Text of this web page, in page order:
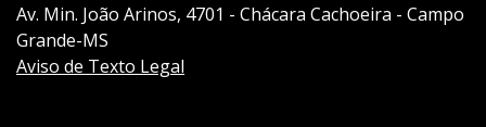
Av. Min. João Arinos, 4701 - Chácara Cachoeira - Campo
Grande-MS
Aviso de Texto Legal